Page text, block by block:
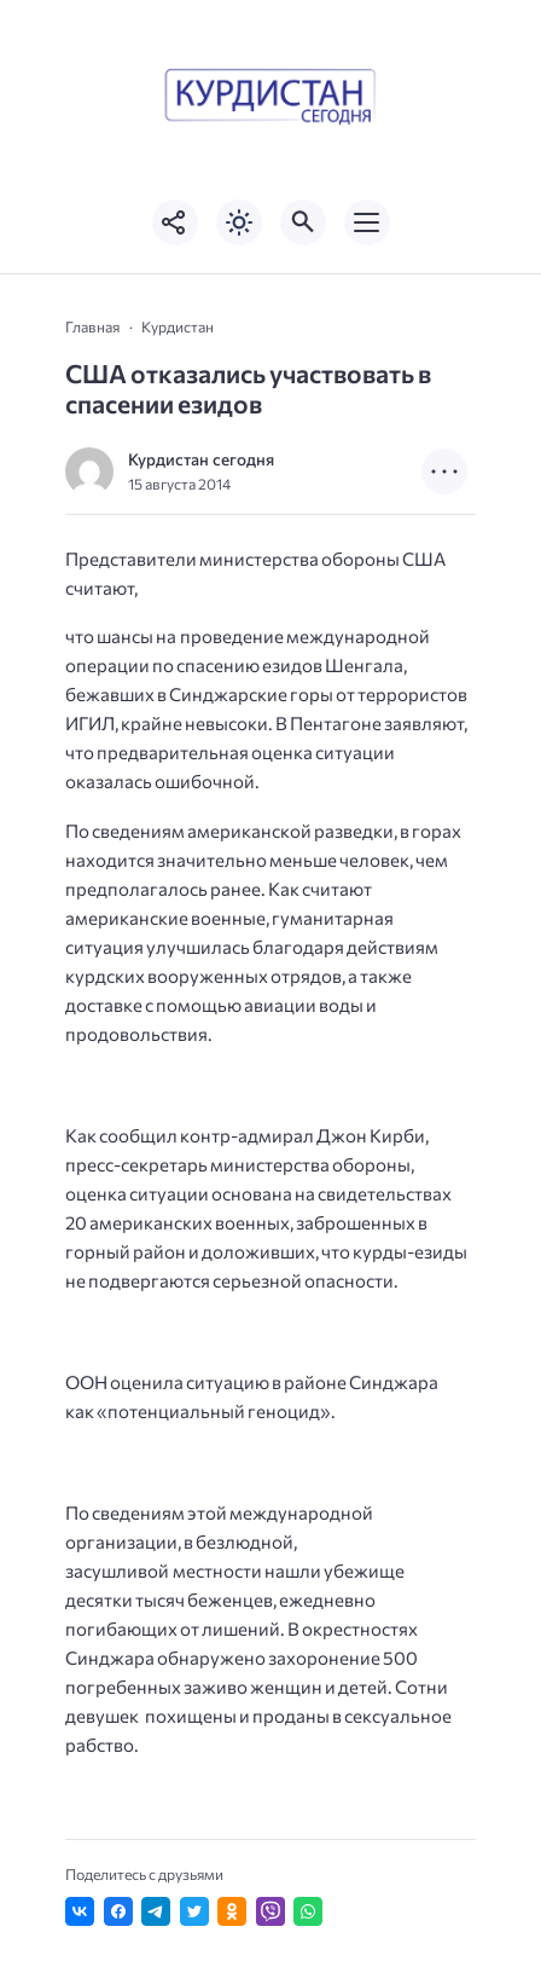
Главная Курдистан
США отказались участвовать в
спасении езидов
Курдистан сегодня
15 августа 2014
ПредставителиминистерстваобороныСША
считают,
чтошансы на проведениемеждународной
операции поспасениюезидовШенгала,
бежавших вСинджарскиегорыоттеррористов
ИГИЛ,крайненевысоки. В Пентагонезаявляют,
чтопредварительнаяоценкаситуации
оказаласьошибочной.
Посведениямамериканской разведки,вгорах
находитсязначительноменьшечеловек,чем
предполагалосьранее. Каксчитают
американскиевоенные,гуманитарная
ситуацияулучшиласьблагодаря действиям
курдских вооруженныхотрядов,атакже
доставкеспомощьюавиации воды и
продовольствия.
Каксообщил контр-адмиралДжон Кирби,
пресс-секретарьминистерстваобороны,
оценкаситуацииоснована насвидетельствах
20американских военных,заброшенных в
горный район и доложивших,чтокурды-езиды
неподвергаютсясерьезнойопасности.
ООНоцениласитуациюврайонеСинджара
как«потенциальный геноцид».
Посведениямэтоймеждународной
организации,вбезлюдной,
засушливой местности нашлиубежище
десяткитысячбеженцев,ежедневно
погибающихотлишений. Вокрестностях
Синджараобнаруженозахоронение500
погребенныхзаживоженщин и детей.Сотни
девушек похищены и проданы всексуальное
рабство.
Поделитесь с друзьями